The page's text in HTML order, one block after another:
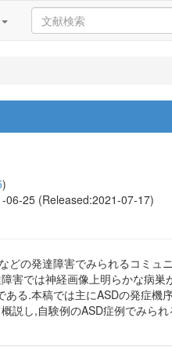
)
06-25 (Released:2021-07-17)
どの発達障害でみられるコミ
害では神経画像上明らかな病
る.本稿では主にASDの発症
説し,自験例のASD症例でみら